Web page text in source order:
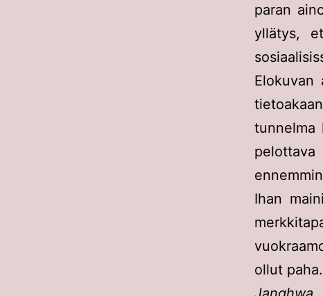
paran
yllätys,
tunnelma
Ihan
ollut paha.